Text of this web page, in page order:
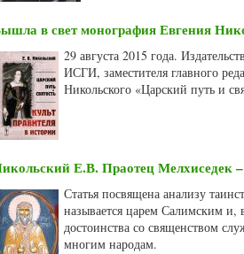
в свет монография Евгения
29 августа 2015 года.
ИСГИ, заместителя главного
Никольского «Царский путь и
Е.В. Праотец Мелхиседек –
Статья посвящена анализу
называется царем Салимским и,
достоинства со священством
многим народам.